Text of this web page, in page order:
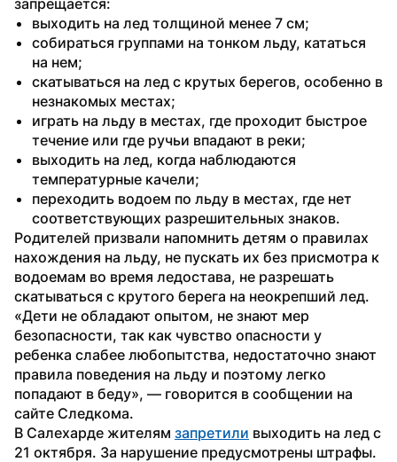
выходить на лед толщиной менее 7 см;
собираться группами на тонком льду, кататься
на нем;
скатываться на лед с крутых берегов, особенно в
незнакомых местах;
играть на льду в местах, где проходит быстрое
течение или где ручьи впадают в реки;
выходить на лед, когда наблюдаются
температурные качели;
переходить водоем по льду в местах, где нет
соответствующих разрешительных знаков.
Родителей призвали напомнить детям о правилах
нахождения на льду, не пускать их без присмотра к
водоемам во время ледостава, не разрешать
скатываться с крутого берега на неокрепший лед.
«Дети не обладают опытом, не знают мер
безопасности, так как чувство опасности у
ребенка слабее любопытства, недостаточно знают
правила поведения на льду и поэтому легко
попадают в беду», — говорится в сообщении на
сайте Следкома.
В Салехарде жителям запретили выходить на лед с
21 октября. За нарушение предусмотрены штрафы.